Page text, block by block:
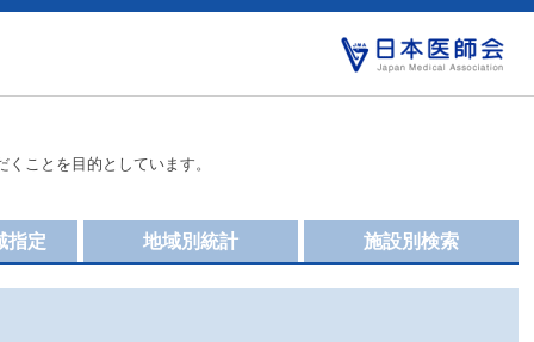
ことを目的としています。
施設別検索
地域別統計
指定